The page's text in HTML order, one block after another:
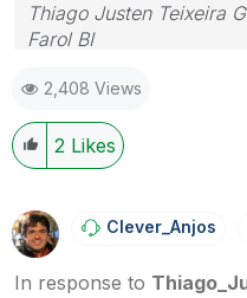
Thiago Justen Teixeira
Farol BI
Skype: justen.thiago
2,408 Views
2 Likes
Clever_Anjos
In response to